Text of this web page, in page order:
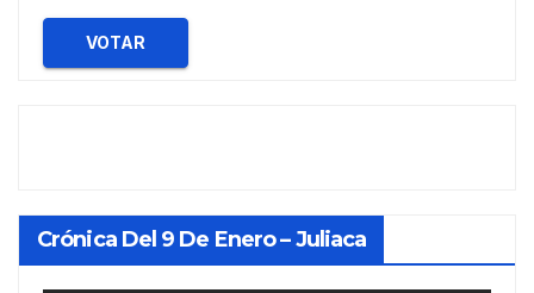
VOTAR
Crónica Del 9 De Enero – Juliaca